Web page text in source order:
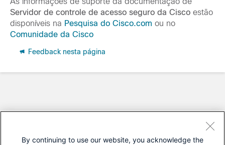
Servidor de controle de acesso seguro da Cisco estão
disponíveis na Pesquisa do Cisco.com ou no
Comunidade da Cisco
Feedback nesta página
By continuing to use our website, you acknowledge the